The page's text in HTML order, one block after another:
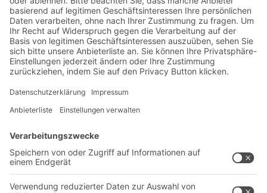
Lager- & Logistiknews
Exklusive Rabatte
Neuheiten
Newsletter abonnieren
Lösungen
Intralogistiklösungen
Regalsysteme
Kontaktformular